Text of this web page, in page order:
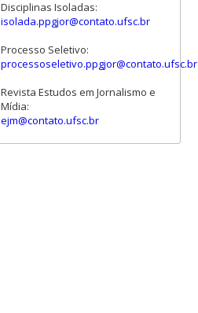
Disciplinas Isoladas:
isolada.ppgjor@contato.ufsc.br
Processo Seletivo:
processoseletivo.ppgjor@contato.ufsc.br
Revista Estudos em Jornalismo e
Mídia:
ejm@contato.ufsc.br